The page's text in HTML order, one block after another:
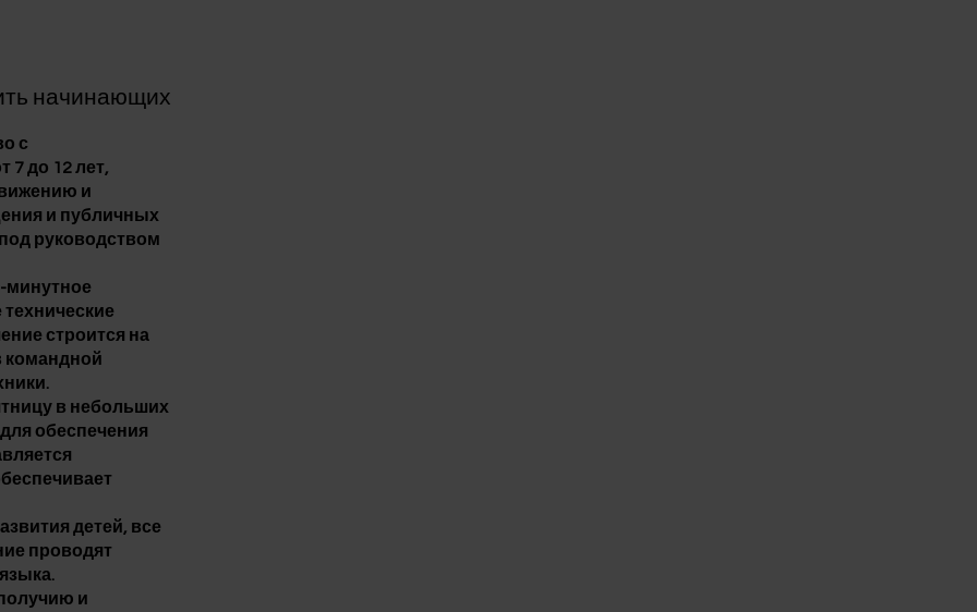
начинающих
с
7 до 12 лет,
и
и публичных
руководством
минутное
строится на
командной
в небольших
обеспечения
детей, все
проводят
и